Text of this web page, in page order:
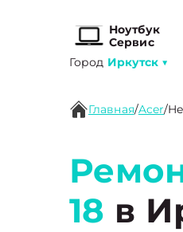
Ноутбук
Сервис
Город Иркутск ▼
Главная/Acer/
18 в